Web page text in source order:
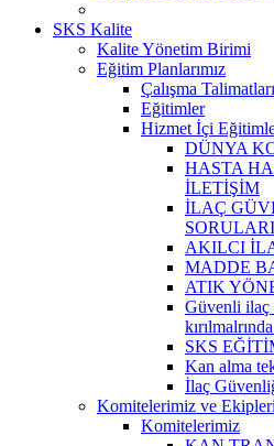
SKS Kalite
Kalite Yönetim Birimi
Eğitim Planlarımız
Çalışma Talimatları
Eğitimler
Hizmet İçi
DÜNYA
HASTA
İLETİŞİM
İLAÇ
AKILCI
MADDE
ATIK
Güvenli ilaç
SKS
Kan alma
İlaç
Komitelerimiz ve
Komitelerimiz